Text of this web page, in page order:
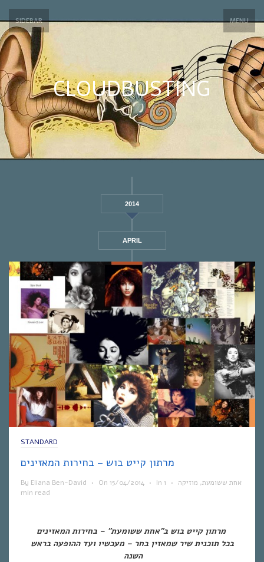
SIDEBAR MENU
CLOUDBUSTING
2014
APRIL
STANDARD
מרתון קייט בוש – בחירות המאזינים
By Eliana Ben-David • On 15/04/2014 • In אחת ששומעת, מוזיקה •
1
min read
מרתון קייט בוש ב”אחת ששומעת” –בחירות המאזינים
בכל תוכנית שיר שמאזין בחר –מעכשיו ועד ההופעה בראש
השנה